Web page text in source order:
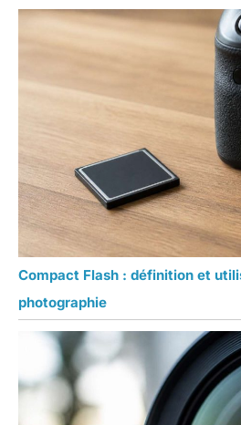
Compact Flash : définition et
photographie